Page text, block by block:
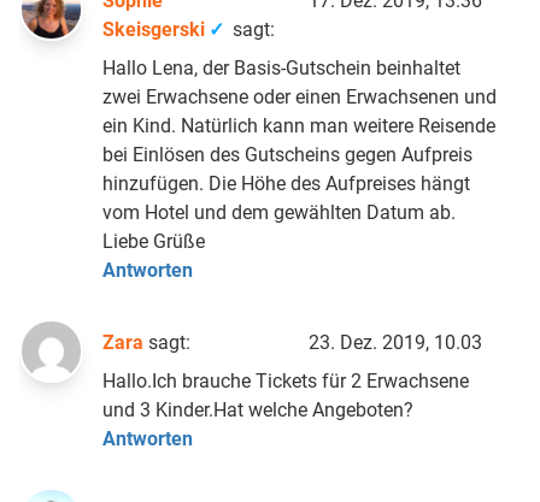
Skeisgerski
sagt:
Hallo Lena, der Basis-Gutschein beinhaltet
zwei Erwachsene oder einen Erwachsenen und
ein Kind. Natürlich kann man weitere Reisende
bei Einlösen des Gutscheins gegen Aufpreis
hinzufügen. Die Höhe des Aufpreises hängt
vom Hotel und dem gewählten Datum ab.
Liebe Grüße
Antworten
Zara sagt:
23. Dez. 2019, 10.03
Hallo.Ich brauche Tickets für 2 Erwachsene
und 3 Kinder.Hat welche Angeboten?
Antworten